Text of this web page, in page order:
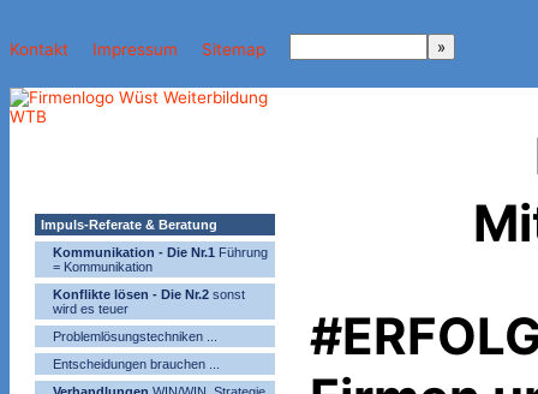
Kontakt Impressum Sitemap
Impuls-Referate & Beratung
Kommunikation - Die Nr.1 Führung
= Kommunikation
Konflikte lösen - Die Nr.2 sonst
wird es teuer
Problemlösungstechniken ...
Entscheidungen brauchen ...